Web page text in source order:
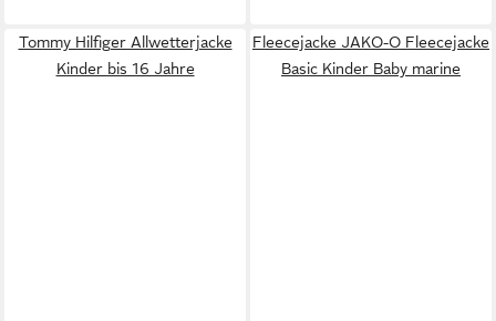
Tommy Hilfiger Allwetterjacke
Kinder bis 16 Jahre
Fleecejacke JAKO-O Fleecejacke
Basic Kinder Baby marine